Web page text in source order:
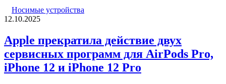
Носимые устройства
12.10.2025
Apple прекратила действие двух
сервисных программ для AirPods Pro,
iPhone 12 и iPhone 12 Pro